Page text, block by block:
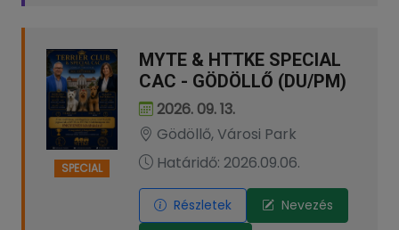
SPECIAL
MYTE & HTTKE SPECIAL
CAC - GÖDÖLLŐ (DU/PM)
2026. 09. 13.
Gödöllő, Városi Park
Határidő: 2026.09.06.
Részletek
Nevezés